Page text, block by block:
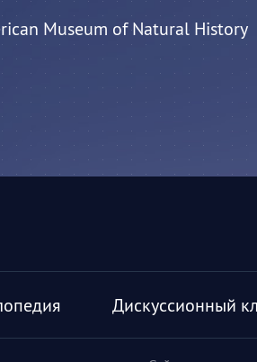
Museum of Natural History
Дискуссионный